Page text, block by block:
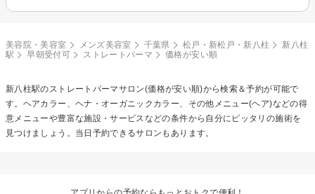
美容院・美容室 メンズ美容室 千葉県 松戸・新松戸・新八柱
新八柱
駅
早朝受付可 ストレートパーマ 価格が安い順
新八柱駅の ストレートパーマサロン(価格が安い順)から検索＆予約が可能で
す。ヘアカラー、ヘナ・オーガニックカラー、その他メニュー(ヘア)などの得
意メニューや豊富な施設・サービスなどの条件から自分にピッタリの施術を
見つけましょう。当日予約できるサロンもあります。